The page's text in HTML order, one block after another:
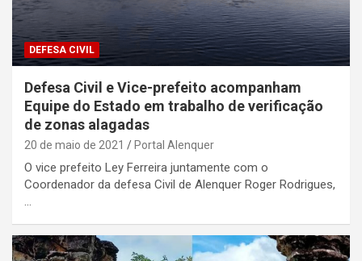
DEFESA CIVIL
Defesa Civil e Vice-prefeito acompanham
Equipe do Estado em trabalho de verificação
de zonas alagadas
20 de maio de 2021 Portal Alenquer
O vice prefeito Ley Ferreira juntamente com o
Coordenador da defesa Civil de Alenquer Roger Rodrigues,
…